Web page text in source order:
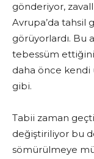
gönderiyor,
Avrupa’da tahsil
görüyorlardı. Bu
tebessüm
daha önce kendi
gibi.
Tabii zaman
değiştiriliyor bu
sömürülmeye